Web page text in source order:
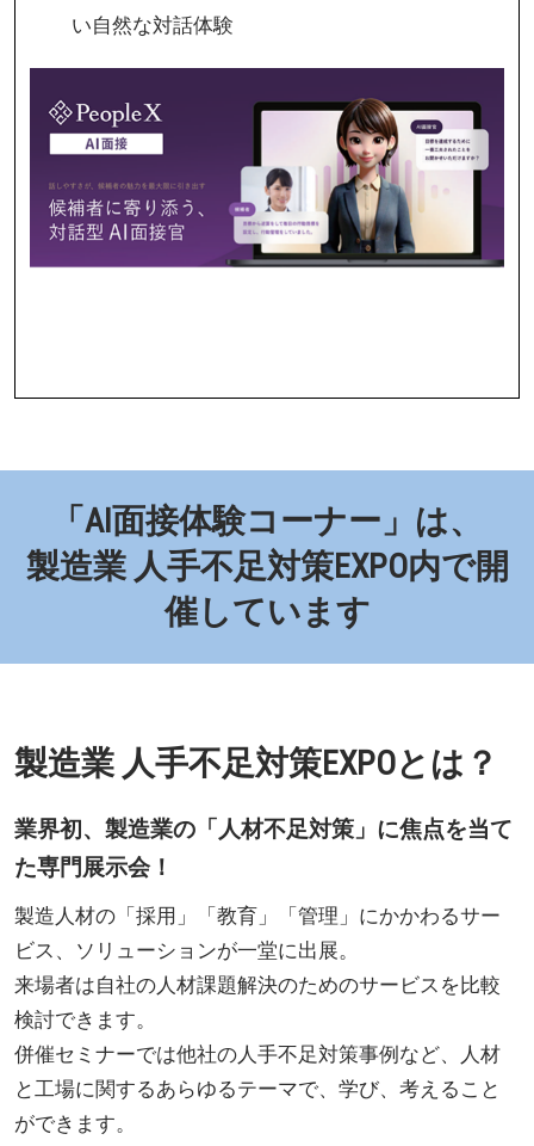
い自然な対話体験
「AI面接体験コーナー」は、
製造業 人手不足対策EXPO内で開
催しています
製造業 人手不足対策EXPOとは？
業界初、製造業の「人材不足対策」に焦点を当て
た専門展示会！
製造人材の「採用」「教育」「管理」にかかわるサー
ビス、ソリューションが一堂に出展。
来場者は自社の人材課題解決のためのサービスを比較
検討できます。
併催セミナーでは他社の人手不足対策事例など、人材
と工場に関するあらゆるテーマで、学び、考えること
ができます。